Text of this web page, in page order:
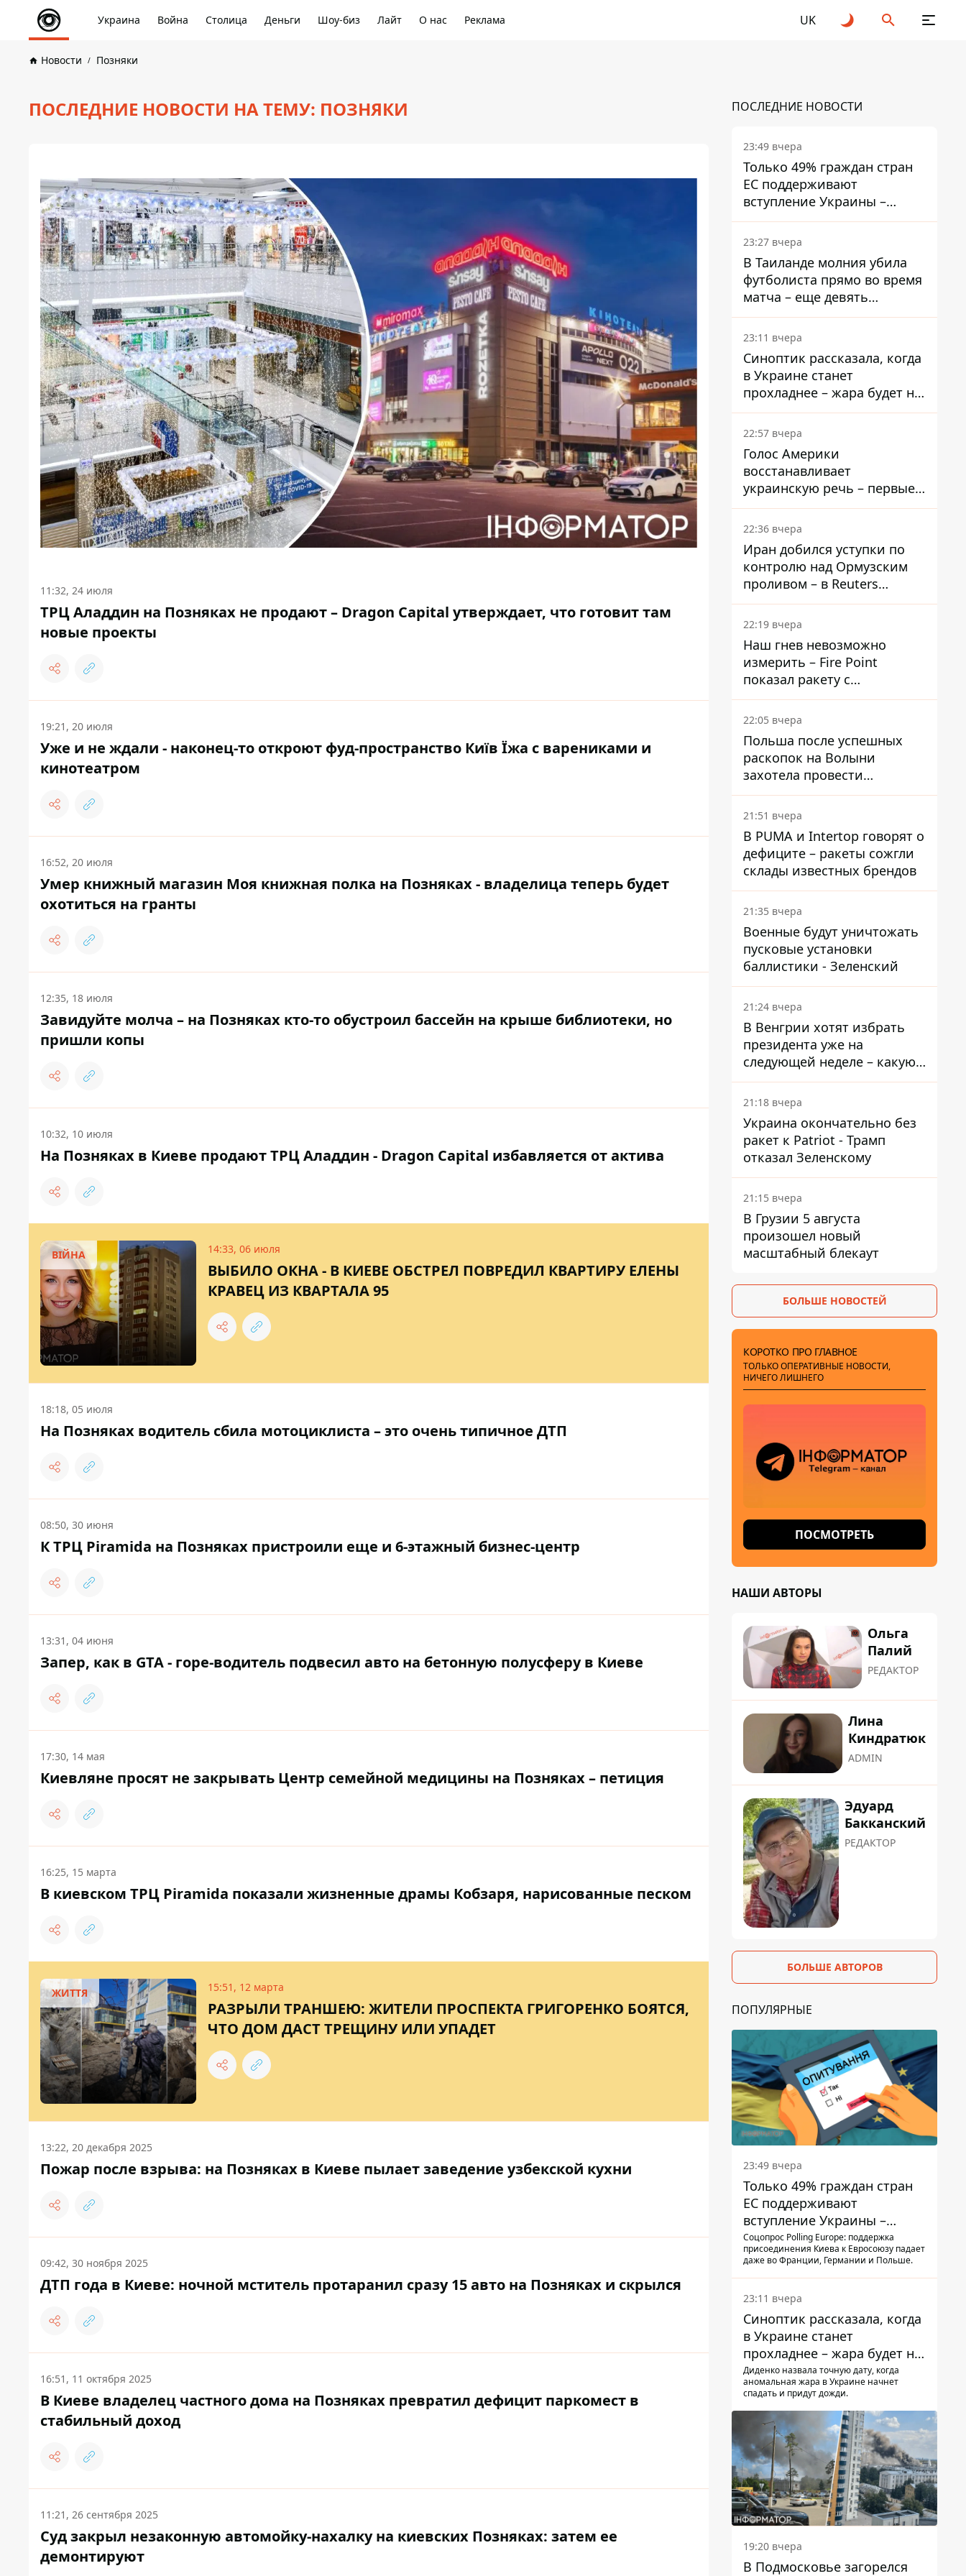
Украина Война Столица Деньги Шоу-биз Лайт О нас Реклама UK
Новости Позняки
ПОСЛЕДНИЕ НОВОСТИ НА ТЕМУ: ПОЗНЯКИ
11:32, 24 июля
ТРЦ Аладдин на Позняках не продают – Dragon Capital утверждает, что готовит там
новые проекты
19:21, 20 июля
Уже и не ждали - наконец-то откроют фуд-пространство Київ Їжа с варениками и
кинотеатром
16:52, 20 июля
Умер книжный магазин Моя книжная полка на Позняках - владелица теперь будет
охотиться на гранты
12:35, 18 июля
Завидуйте молча – на Позняках кто-то обустроил бассейн на крыше библиотеки, но
пришли копы
10:32, 10 июля
На Позняках в Киеве продают ТРЦ Аладдин - Dragon Capital избавляется от актива
ВІЙНА 14:33, 06 июля
ВЫБИЛО ОКНА - В КИЕВЕ ОБСТРЕЛ ПОВРЕДИЛ КВАРТИРУ ЕЛЕНЫ
КРАВЕЦ ИЗ КВАРТАЛА 95
18:18, 05 июля
На Позняках водитель сбила мотоциклиста – это очень типичное ДТП
08:50, 30 июня
К ТРЦ Piramida на Позняках пристроили еще и 6-этажный бизнес-центр
13:31, 04 июня
Запер, как в GTA - горе-водитель подвесил авто на бетонную полусферу в Киеве
17:30, 14 мая
Киевляне просят не закрывать Центр семейной медицины на Позняках – петиция
16:25, 15 марта
В киевском ТРЦ Piramida показали жизненные драмы Кобзаря, нарисованные песком
ЖИТТЯ 15:51, 12 марта
РАЗРЫЛИ ТРАНШЕЮ: ЖИТЕЛИ ПРОСПЕКТА ГРИГОРЕНКО БОЯТСЯ,
ЧТО ДОМ ДАСТ ТРЕЩИНУ ИЛИ УПАДЕТ
13:22, 20 декабря 2025
Пожар после взрыва: на Позняках в Киеве пылает заведение узбекской кухни
09:42, 30 ноября 2025
ДТП года в Киеве: ночной мститель протаранил сразу 15 авто на Позняках и скрылся
16:51, 11 октября 2025
В Киеве владелец частного дома на Позняках превратил дефицит паркомест в
стабильный доход
11:21, 26 сентября 2025
Суд закрыл незаконную автомойку-нахалку на киевских Позняках: затем ее
демонтируют
ПОСЛЕДНИЕ НОВОСТИ
23:49 вчера
Только 49% граждан стран
ЕС поддерживают
вступление Украины –
результаты опроса
23:27 вчера
В Таиланде молния убила
футболиста прямо во время
матча – еще девять
пострадали
23:11 вчера
Синоптик рассказала, когда
в Украине станет
прохладнее – жара будет не
долго
22:57 вчера
Голос Америки
восстанавливает
украинскую речь – первые
эфиры ожидаются на
следующей неделе
22:36 вчера
Иран добился уступки по
контролю над Ормузским
проливом – в Reuters
раскрыли детали
22:19 вчера
Наш гнев невозможно
измерить – Fire Point
показал ракету с
загадочной отметкой 723
22:05 вчера
Польша после успешных
раскопок на Волыни
захотела провести
эксгумацию в новых местах
21:51 вчера
В PUMA и Intertop говорят о
дефиците – ракеты сожгли
склады известных брендов
21:35 вчера
Военные будут уничтожать
пусковые установки
баллистики - Зеленский
21:24 вчера
В Венгрии хотят избрать
президента уже на
следующей неделе – какую
дату предлагают
21:18 вчера
Украина окончательно без
ракет к Patriot - Трамп
отказал Зеленскому
21:15 вчера
В Грузии 5 августа
произошел новый
масштабный блекаут
БОЛЬШЕ НОВОСТЕЙ
КОРОТКО ПРО ГЛАВНОЕ
ТОЛЬКО ОПЕРАТИВНЫЕ НОВОСТИ,
НИЧЕГО ЛИШНЕГО
ПОСМОТРЕТЬ
НАШИ АВТОРЫ
Ольга
Палий
РЕДАКТОР
Лина
Киндратюк
ADMIN
Эдуард
Бакканский
РЕДАКТОР
БОЛЬШЕ АВТОРОВ
ПОПУЛЯРНЫЕ
23:49 вчера
Только 49% граждан стран
ЕС поддерживают
вступление Украины –
результаты опроса
Соцопрос Polling Europe: поддержка
присоединения Киева к Евросоюзу падает
даже во Франции, Германии и Польше.
23:11 вчера
Синоптик рассказала, когда
в Украине станет
прохладнее – жара будет не
долго
Диденко назвала точную дату, когда
аномальная жара в Украине начнет
спадать и придут дожди.
19:20 вчера
В Подмосковье загорелся